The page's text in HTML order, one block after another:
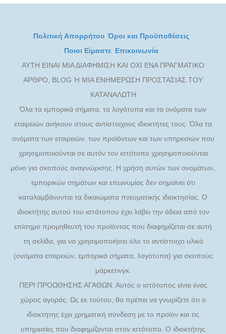
Πολιτική Απορρήτου Όροι και Προϋποθέσεις
Ποιοι Είμαστε Επικοινωνία
ΑΥΤΗ ΕΙΝΑΙ ΜΙΑ ΔΙΑΦΗΜΙΣΗ ΚΑΙ ΟΧΙ ENA ΠΡΑΓΜΑΤΙΚΟ
ΑΡΘΡΟ, BLOG Ή MIA ΕΝΗΜΕΡΩΣΗ ΠΡΟΣΤΑΣΙΑΣ TOY
ΚΑΤΑΝΑΛΩΤΗ
Όλα τα εμπορικά σήματα, τα λογότυπα και τα ονόματα των
εταιρειών ανήκουν στους αντίστοιχους ιδιοκτήτες τους. Όλα τα
ονόματα των εταιρειών, των προϊόντων και των υπηρεσιών που
χρησιμοποιούνται σε αυτόν τον ιστότοπο χρησιμοποιούνται
μόνο για σκοπούς αναγνώρισης. Η χρήση αυτών των ονομάτων,
εμπορικών σημάτων και επωνυμίας δεν σημαίνει ότι
καταλαμβάνονται τα δικαιώματα πνευματικής ιδιοκτησίας. Ο
ιδιοκτήτης αυτού του ιστότοπου έχει λάβει την άδεια από τον
επίσημο προμηθευτή του προϊόντος που διαφημίζεται σε αυτή
τη σελίδα, για να χρησιμοποιήσει όλο το αντίστοιχο υλικό
(ονόματα εταιρειών, εμπορικά σήματα, λογότυπα) για σκοπούς
μάρκετινγκ.
ΠΕΡΙ ΠΡΟΩΘΗΣΗΣ ΑΓΑΘΩΝ: Αυτός ο ιστότοπος είναι ένας
χώρος αγοράς. Ως εκ τούτου, θα πρέπει να γνωρίζετε ότι ο
ιδιοκτήτης έχει χρηματική σύνδεση με το προϊόν και τις
υπηρεσίες που διαφημίζονται στον ιστότοπο. Ο ιδιοκτήτης